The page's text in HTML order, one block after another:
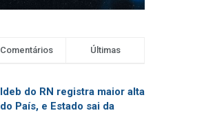
Comentários Últimas
Ideb do RN registra maior alta
do País, e Estado sai da